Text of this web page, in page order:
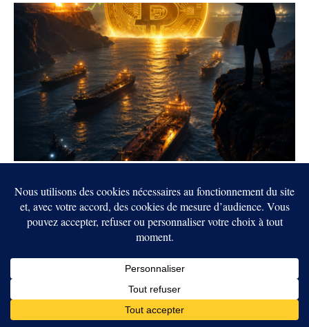
Trump promet la réouverture du détroit
d’Ormuz